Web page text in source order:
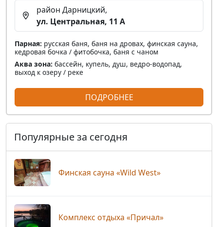
район Дарницкий,
ул. Центральная, 11 А
Парная: русская баня, баня на дровах, финская сауна,
кедровая бочка / фитобочка, баня с чаном
Аква зона: бассейн, купель, душ, ведро-водопад,
выход к озеру / реке
ПОДРОБНЕЕ
Популярные за сегодня
Финская сауна «Wild West»
Комплекс отдыха «Причал»